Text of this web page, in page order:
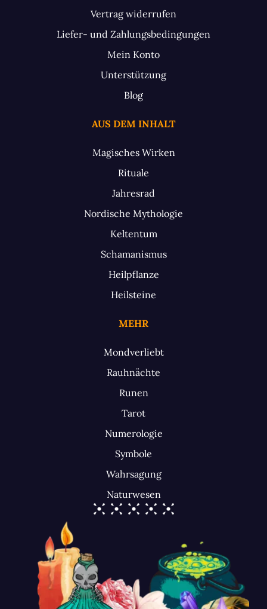
Vertrag widerrufen
Liefer- und Zahlungsbedingungen
Mein Konto
Unterstützung
Blog
AUS DEM INHALT
Magisches Wirken
Rituale
Jahresrad
Nordische Mythologie
Keltentum
Schamanismus
Heilpflanze
Heilsteine
MEHR
Mondverliebt
Rauhnächte
Runen
Tarot
Numerologie
Symbole
Wahrsagung
Naturwesen